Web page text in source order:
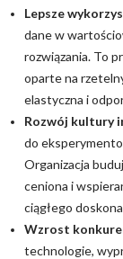
Lepsze
dane w
rozwiązania. To
oparte na
elastyczna i
Rozwój kultury
do
Organizacja
ceniona i
ciągłego
Wzrost
technologie,